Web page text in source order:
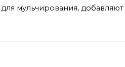
мульчирования,